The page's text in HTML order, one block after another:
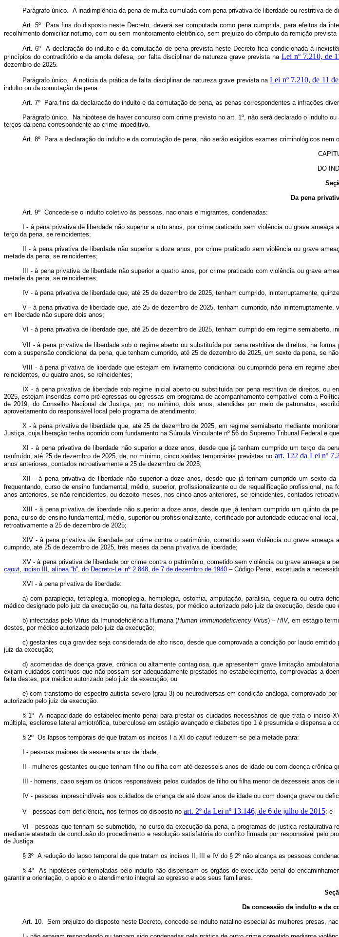
Parágrafo único. A inadimplência da pena de multa cumulada com pena privativa de liberdade ou restritiva de
Art. 5º Para fins do disposto neste Decreto, deverá ser computada como pena cumprida, para efeitos da
recolhimento domiciliar noturno, com ou sem monitoramento eletrônico, sem prejuízo do cômputo da remição prevista
Art. 6º A declaração do indulto e da comutação de pena prevista neste Decreto fica condicionada à
princípios do contraditório e da ampla defesa, por falta disciplinar de natureza grave prevista na Lei nº 7.210, de
dezembro de 2025.
Parágrafo único. A notícia da prática de falta disciplinar de natureza grave prevista naLei nº 7.210, de 11
indulto ou da comutação de pena.
Art. 7º Para fins da declaração do indulto e da comutação de pena, as penas correspondentes a infrações
Parágrafo único. Na hipótese de haver concurso com crime previsto no art. 1º, não será declarado o indulto
terços da pena correspondente ao crime impeditivo.
Art. 8º Para a declaração do indulto e da comutação de pena, não serão exigidos exames criminológicos nem
DO
Da pena
Art. 9º Concede-se o indulto coletivo às pessoas, nacionais e migrantes, condenadas:
I - à pena privativa de liberdade não superior a oito anos, por crime praticado sem violência ou grave
terço da pena, se reincidentes;
II - à pena privativa de liberdade não superior a doze anos, por crime praticado sem violência ou grave
metade da pena, se reincidentes;
III - à pena privativa de liberdade não superior a quatro anos, por crime praticado com violência ou grave
metade da pena, se reincidentes;
IV - à pena privativa de liberdade que, até 25 de dezembro de 2025, tenham cumprido, ininterruptamente,
V - à pena privativa de liberdade que, até 25 de dezembro de 2025, tenham cumprido, não
em liberdade não supere dois anos;
VI - à pena privativa de liberdade que, até 25 de dezembro de 2025, tenham cumprido em regime
VII - à pena privativa de liberdade sob o regime aberto ou substituída por pena restritiva de direitos, na forma
com a suspensão condicional da pena, que tenham cumprido, até 25 de dezembro de 2025, um sexto da pena, se
VIII - à pena privativa de liberdade que estejam em livramento condicional ou cumprindo pena em regime
reincidentes, ou quatro anos, se reincidentes;
IX - à pena privativa de liberdade sob regime inicial aberto ou substituída por pena restritiva de direitos, ou
2025, estejam inseridas como pré-egressas ou egressas em programa de acompanhamento compatível com a
de 2019, do Conselho Nacional de Justiça, por, no mínimo, dois anos, atendidas por meio de patronatos,
aproveitamento do responsável local pelo programa de atendimento;
X - à pena privativa de liberdade que, até 25 de dezembro de 2025, em regime semiaberto mediante
Justiça, cuja liberação tenha ocorrido com fundamento na Súmula Vinculante nº 56 do Supremo Tribunal Federal e
XI - à pena privativa de liberdade não superior a doze anos, desde que já tenham cumprido um terço da
usufruído, até 25 de dezembro de 2025, de, no mínimo, cinco saídas temporárias previstas no art. 122 da Lei nº
anos anteriores, contados retroativamente a 25 de dezembro de 2025;
XII - à pena privativa de liberdade não superior a doze anos, desde que já tenham cumprido um sexto
frequentando, curso de ensino fundamental, médio, superior, profissionalizante ou de requalificação profissional, na
anos anteriores, se não reincidentes, ou dezoito meses, nos cinco anos anteriores, se reincidentes, contados
XIII - à pena privativa de liberdade não superior a doze anos, desde que já tenham cumprido um quinto da
pena, curso de ensino fundamental, médio, superior ou profissionalizante, certificado por autoridade educacional
retroativamente a 25 de dezembro de 2025;
XIV - à pena privativa de liberdade por crime contra o patrimônio, cometido sem violência ou grave
cumprido, até 25 de dezembro de 2025, três meses da pena privativa de liberdade;
XV - à pena privativa de liberdade por crime contra o patrimônio, cometido sem violência ou grave ameaça a
caput, inciso III, alínea “b”, do Decreto-Lei nº 2.848, de 7 de dezembro de 1940 – Código Penal, excetuada a
XVI - à pena privativa de liberdade:
a) com paraplegia, tetraplegia, monoplegia, hemiplegia, ostomia, amputação, paralisia, cegueira ou outra
médico designado pelo juiz da execução ou, na falta destes, por médico autorizado pelo juiz da execução, desde
b) infectadas pelo Vírus da Imunodeficiência Humana (Human Immunodeficiency Virus) – HIV, em estágio
destes, por médico autorizado pelo juiz da execução;
c) gestantes cuja gravidez seja considerada de alto risco, desde que comprovada a condição por laudo
juiz da execução;
d) acometidas de doença grave, crônica ou altamente contagiosa, que apresentem grave limitação
exijam cuidados contínuos que não possam ser adequadamente prestados no estabelecimento, comprovadas a
falta destes, por médico autorizado pelo juiz da execução; ou
e) com transtorno do espectro autista severo (grau 3) ou neurodiversas em condição análoga, comprovado
autorizado pelo juiz da execução.
§ 1º A incapacidade do estabelecimento penal para prestar os cuidados necessários de que trata o inciso
múltipla, esclerose lateral amiotrófica, tuberculose em estágio avançado e diabetes tipo 1 é presumida e dispensa a
§ 2º Os lapsos temporais de que tratam os incisos I a XI do caput reduzem-se pela metade para:
I - pessoas maiores de sessenta anos de idade;
II - mulheres gestantes ou que tenham filho ou filha com até dezesseis anos de idade ou com doença crônica
III - homens, caso sejam os únicos responsáveis pelos cuidados de filho ou filha menor de dezesseis anos de
IV - pessoas imprescindíveis aos cuidados de criança de até doze anos de idade ou com doença grave ou
V - pessoas com deficiência, nos termos do disposto no art. 2º da Lei nº 13.146, de 6 de julho de 2015; e
VI - pessoas que tenham se submetido, no curso da execução da pena, a programas de justiça
mediante atestado de conclusão do procedimento e resolução satisfatória do conflito firmada por responsável pelo
de Justiça.
§ 3º A redução do lapso temporal de que tratam os incisos II, III e IV do § 2º não alcança as pessoas
§ 4º As hipóteses contempladas pelo indulto não dispensam os órgãos de execução penal do
garantir a orientação, o apoio e o atendimento integral ao egresso e aos seus familiares.
Da concessão de indulto e da
Art. 10. Sem prejuízo do disposto neste Decreto, concede-se indulto natalino especial às mulheres presas,